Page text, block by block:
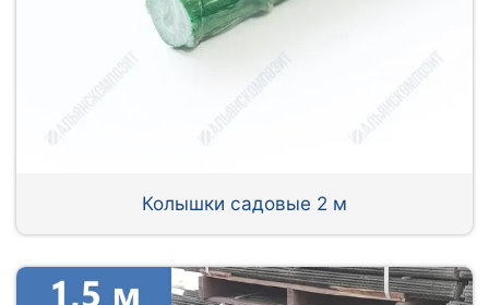
Колышки садовые 2 м